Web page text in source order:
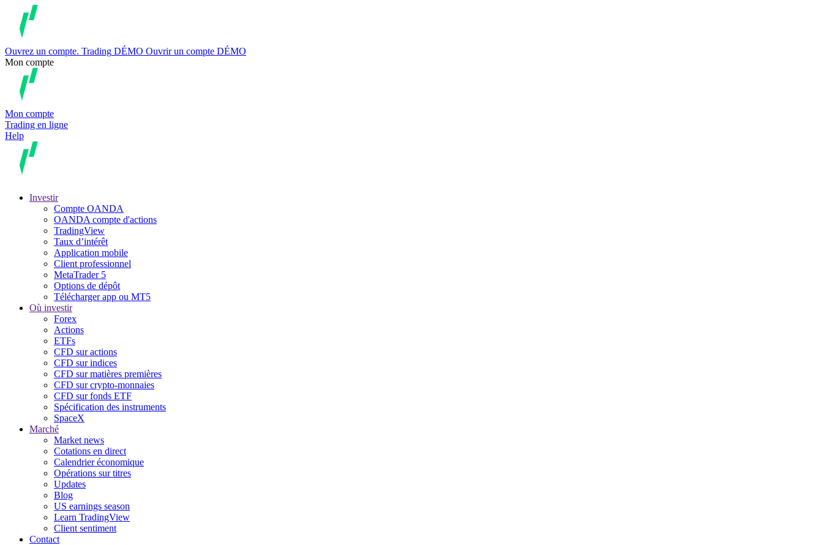
Ouvrez un compte. Trading DÉMO Ouvrir un compte DÉMO
Mon compte
Mon compte
Trading en ligne
Help
Investir
Compte OANDA
OANDA compte d'actions
TradingView
Taux d’intérêt
Application mobile
Client professionnel
MetaTrader 5
Options de dépôt
Télécharger app ou MT5
Où investir
Forex
Actions
ETFs
CFD sur actions
CFD sur indices
CFD sur matières premières
CFD sur crypto-monnaies
CFD sur fonds ETF
Spécification des instruments
SpaceX
Marché
Market news
Cotations en direct
Calendrier économique
Opérations sur titres
Updates
Blog
US earnings season
Learn TradingView
Client sentiment
Contact